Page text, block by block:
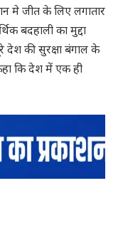
मे जीत के लिए लगातार
बदहाली का मुद्दा
देश की सुरक्षा बंगाल के
कि देश में एक ही